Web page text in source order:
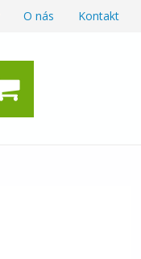
O nás Kontakt